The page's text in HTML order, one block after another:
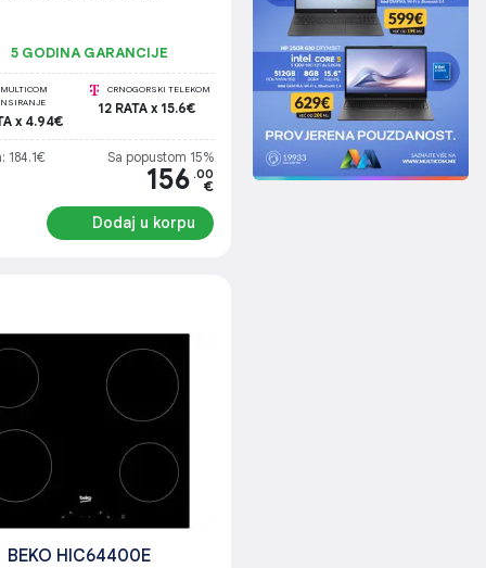
5 GODINA GARANCIJE
MULTICOM
x 4.94€
CRNOGORSKI TELEKOM
12 RATA x 15.6€
184.1€ Sa popustom 15%
156 .00
€
Dodaj u korpu
BEKO HIC64400E